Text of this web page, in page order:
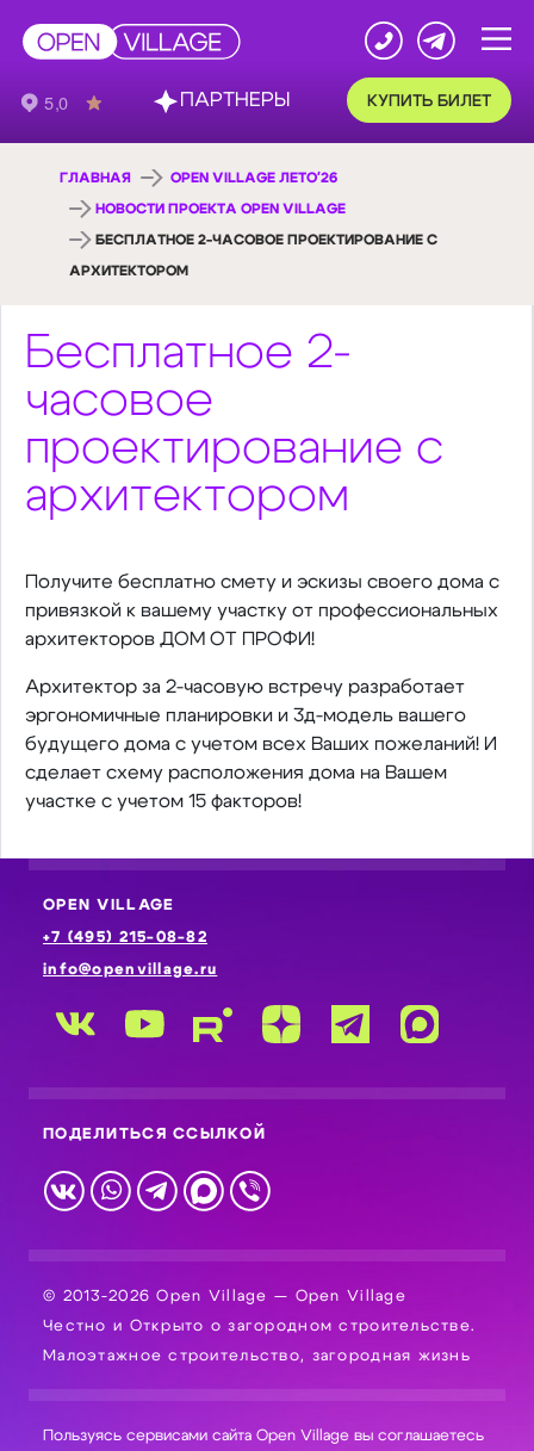
КУПИТЬ БИЛЕТ
ГЛАВНАЯ OPEN VILLAGE ЛЕТО'26
НОВОСТИ ПРОЕКТА OPEN VILLAGE
БЕСПЛАТНОЕ 2-ЧАСОВОЕ ПРОЕКТИРОВАНИЕ С
АРХИТЕКТОРОМ
Бесплатное 2-
часовое
проектирование с
архитектором
Получите бесплатно смету и эскизы своего дома с
привязкой к вашему участку от профессиональных
архитекторов ДОМ ОТ ПРОФИ!
Архитектор за 2-часовую встречу разработает
эргономичные планировки и 3д-модель вашего
будущего дома с учетом всех Ваших пожеланий! И
сделает схему расположения дома на Вашем
участке с учетом 15 факторов!
OPEN VILLAGE
+7 (495) 215-08-82
info@openvillage.ru
ПОДЕЛИТЬСЯ ССЫЛКОЙ
© 2013-2026 Open Village — Open Village
Честно и Открыто о загородном строительстве.
Малоэтажное строительство, загородная жизнь
Пользуясь сервисами сайта Open Village вы соглашаетесь